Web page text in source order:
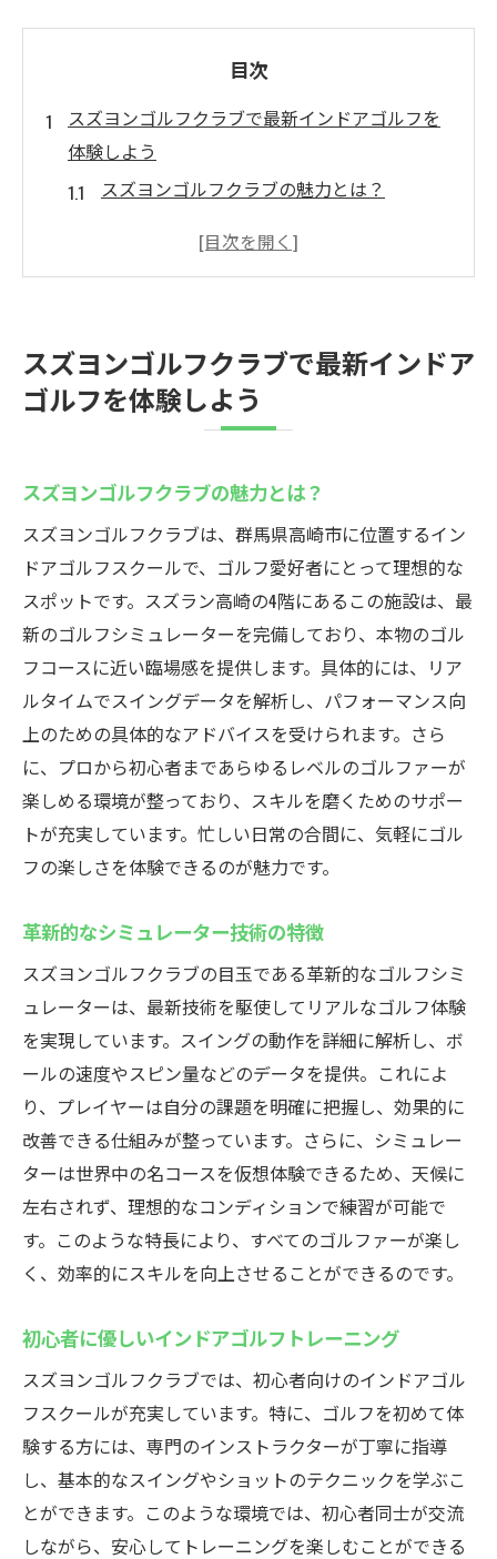
目次
スズヨンゴルフクラブで最新インドアゴルフを
体験しよう
スズヨンゴルフクラブの魅力とは？
革新的なシミュレーター技術の特徴
インドアゴルフでのスキルアップのコツ
プライベート空間で充実した練習を
高崎市のインドアゴルフスクール事情
スズヨンゴルフクラブの特別プログラム
初心者から学べるゴルフレッスン
最新設備を活用したスキル向上法
地域密着型クラブの利便性
スクールの予約方法と注意点
初心者も安心！スズヨンゴルフクラブの特別レ
ッスン
初心者におすすめの特別レッスン内容
親切なインストラクターによる指導
レッスンで基礎を固めるためのステップ
個別指導のメリットとは
継続的なスキル向上を目指す方法
天候を気にせずゴルフを楽しむならスズヨンゴ
ルフクラブへ
全天候型ゴルフ練習の魅力
雨の日でも楽しめるインドアゴルフの利点
天候に左右されないスケジュールの組み方
高崎市でのインドアゴルフの人気の理由
快適な室内環境での練習
天候を気にせず通えるアクセスの良さ
体験
仕事帰りでも手軽に楽しめるゴルフ
高崎市でのアフターファイブの楽しみ方
短時間で効率的にゴルフを楽しむ方法
スズヨンゴルフクラブの柔軟な利用時間
仕事のストレスを解消するインドアゴルフ
スズヨンゴルフクラブで最新インドア
ゴルフを体験しよう
スズヨンゴルフクラブの魅力とは？
スズヨンゴルフクラブは、群馬県高崎市に位置するイン
ドアゴルフスクールで、ゴルフ愛好者にとって理想的な
スポットです。スズラン高崎の4階にあるこの施設は、最
新のゴルフシミュレーターを完備しており、本物のゴル
フコースに近い臨場感を提供します。具体的には、リア
ルタイムでスイングデータを解析し、パフォーマンス向
上のための具体的なアドバイスを受けられます。さら
に、プロから初心者まであらゆるレベルのゴルファーが
楽しめる環境が整っており、スキルを磨くためのサポー
トが充実しています。忙しい日常の合間に、気軽にゴル
フの楽しさを体験できるのが魅力です。
革新的なシミュレーター技術の特徴
スズヨンゴルフクラブの目玉である革新的なゴルフシミ
ュレーターは、最新技術を駆使してリアルなゴルフ体験
を実現しています。スイングの動作を詳細に解析し、ボ
ールの速度やスピン量などのデータを提供。これによ
り、プレイヤーは自分の課題を明確に把握し、効果的に
改善できる仕組みが整っています。さらに、シミュレー
ターは世界中の名コースを仮想体験できるため、天候に
左右されず、理想的なコンディションで練習が可能で
す。このような特長により、すべてのゴルファーが楽し
く、効率的にスキルを向上させることができるのです。
初心者に優しいインドアゴルフトレーニング
スズヨンゴルフクラブでは、初心者向けのインドアゴル
フスクールが充実しています。特に、ゴルフを初めて体
験する方には、専門のインストラクターが丁寧に指導
し、基本的なスイングやショットのテクニックを学ぶこ
とができます。このような環境では、初心者同士が交流
しながら、安心してトレーニングを楽しむことができる